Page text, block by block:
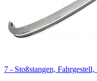
7 - Stoßstangen,